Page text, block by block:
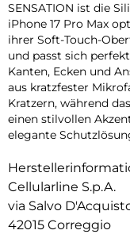
SENSATION ist die
iPhone 17 Pro Max
ihrer Soft-Touch-
und passt sich
Kanten, Ecken und
aus kratzfester
Kratzern, während
einen stilvollen
elegante
Cellularline S.p.A.
via Salvo
42015 Correggio